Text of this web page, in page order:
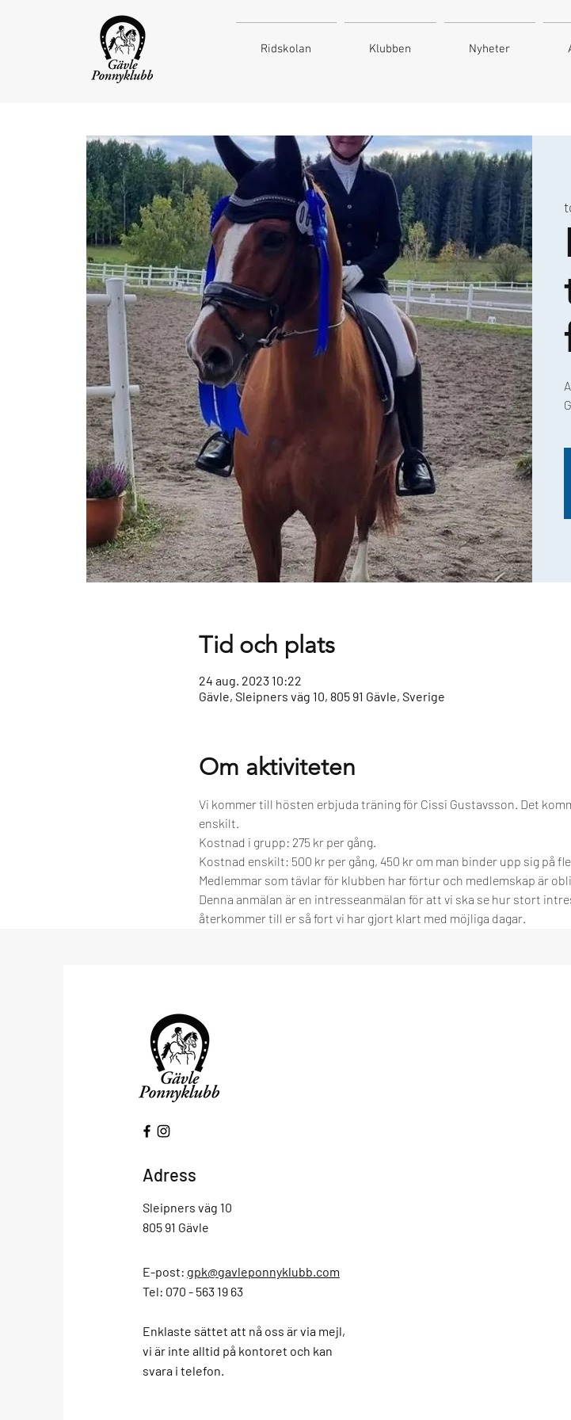
Tid och plats
24 aug. 2023 10:22
Gävle, Sleipners väg 10, 805 91 Gävle, Sverige
Om aktiviteten
Vi kommer till hösten erbjuda träning för Cissi Gustavsson. Det
enskilt.
Kostnad i grupp: 275 kr per gång.
Kostnad enskilt: 500 kr per gång, 450 kr om man binder upp sig på
Medlemmar som tävlar för klubben har förtur och medlemskap är
Denna anmälan är en intresseanmälan för att vi ska se hur stort
återkommer till er så fort vi har gjort klart med möjliga dagar.
Ridskolan Klubben Nyheter
Adress
Sleipners väg 10
805 91 Gävle
E-post: gpk@gavleponnyklubb.com
Tel: 070 - 563 19 63
Enklaste sättet att nå oss är via mejl,
vi är inte alltid på kontoret och kan
svara i telefon.